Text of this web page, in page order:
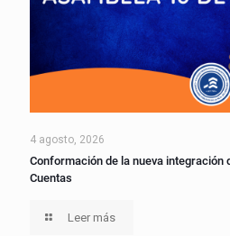
4 agosto, 2026
Conformación de la nueva integración
Cuentas
Leer más